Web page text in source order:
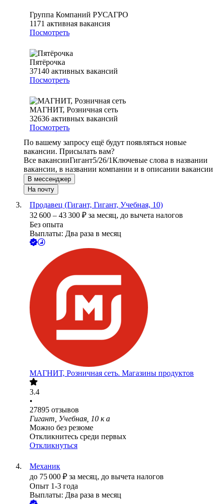
Группа Компаний РУСАГРО
1171 активная вакансия
Посмотреть
Пятёрочка
37140 активных вакансий
Посмотреть
МАГНИТ, Розничная сеть
32636 активных вакансий
Посмотреть
По вашему запросу ещё будут появляться новые
вакансии. Присылать вам?
Все вакансииГигант5/26/1Ключевые слова в названии
вакансии, в названии компании и в описании вакансии
В мессенджер
На почту
Продавец (Гигант, Гигант, Учебная, 10)
32 600 – 43 300 ₽ за месяц, до вычета налогов
Без опыта
Выплаты: Два раза в месяц
МАГНИТ, Розничная сеть. Магазины продуктов
3.4
•
27895 отзывов
Гигант, Учебная, 10 к а
Можно без резюме
Откликнитесь среди первых
Откликнуться
Механик
до 75 000 ₽ за месяц, до вычета налогов
Опыт 1-3 года
Выплаты: Два раза в месяц